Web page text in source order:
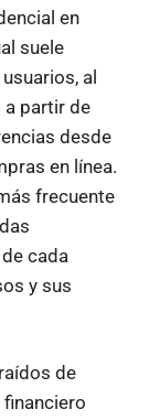
en
suele
al
partir de
desde
en línea.
frecuente
cada
y sus
de